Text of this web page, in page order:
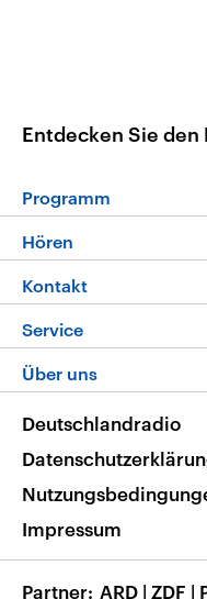
Entdecken Sie
Programm
Programm
Die
Neue Beiträge
Hören
Livestream
Podcasts
Nachrichten App
Frequenzen
Kontakt
Hörerservice
Service
FAQ
Veranstaltungen
Musikliste
RSS
Über uns
Barrierefreiheit
Deutschlandradio
Impressum
Partner ARD | ZDF |